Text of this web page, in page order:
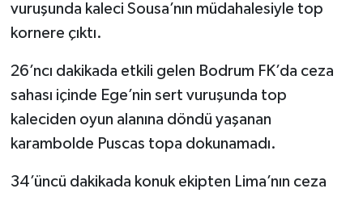
vuruşunda kaleci Sousa’nın müdahalesiyle top
kornere çıktı.
26’ncı dakikada etkili gelen Bodrum FK’da ceza
sahası içinde Ege’nin sert vuruşunda top
kaleciden oyun alanına döndü yaşanan
karambolde Puscas topa dokunamadı.
34’üncü dakikada konuk ekipten Lima’nın ceza